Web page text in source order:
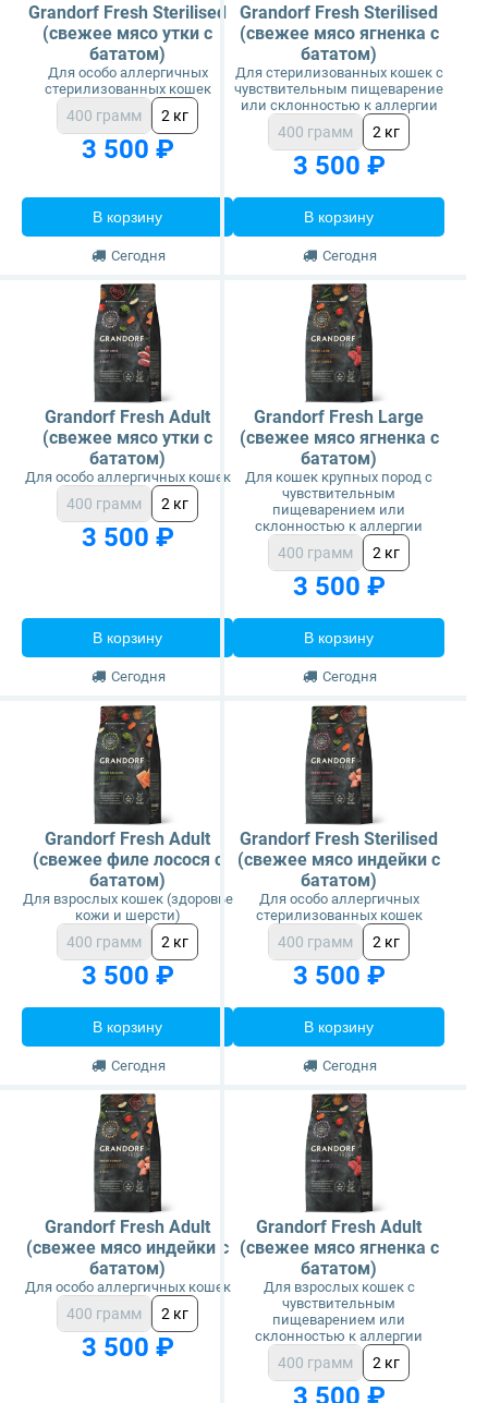
Grandorf Fresh Sterilised
(свежее мясо утки с
бататом)
Для особо аллергичных
стерилизованных кошек
400 грамм 2 кг
3 500 ₽
В корзину
Сегодня
Grandorf Fresh Sterilised
(свежее мясо ягненка с
бататом)
Для стерилизованных кошек с
чувствительным пищеварение
или склонностью к аллергии
400 грамм 2 кг
3 500 ₽
В корзину
Сегодня
Grandorf Fresh Adult
(свежее мясо утки с
бататом)
Для особо аллергичных кошек
400 грамм 2 кг
3 500 ₽
В корзину
Сегодня
Grandorf Fresh Large
(свежее мясо ягненка с
бататом)
Для кошек крупных пород с
чувствительным
пищеварением или
склонностью к аллергии
400 грамм 2 кг
3 500 ₽
В корзину
Сегодня
Grandorf Fresh Adult
(свежее филе лосося с
бататом)
Для взрослых кошек (здоровье
кожи и шерсти)
400 грамм 2 кг
3 500 ₽
В корзину
Сегодня
Grandorf Fresh Sterilised
(свежее мясо индейки с
бататом)
Для особо аллергичных
стерилизованных кошек
400 грамм 2 кг
3 500 ₽
В корзину
Сегодня
Grandorf Fresh Adult
(свежее мясо индейки с
бататом)
Для особо аллергичных кошек
400 грамм 2 кг
3 500 ₽
Grandorf Fresh Adult
(свежее мясо ягненка с
бататом)
Для взрослых кошек с
чувствительным
пищеварением или
склонностью к аллергии
400 грамм 2 кг
3 500 ₽